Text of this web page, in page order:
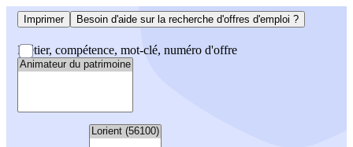
Imprimer Besoin d'aide sur la recherche d'offres d'emploi ?
Métier, compétence, mot-clé, numéro d'offre